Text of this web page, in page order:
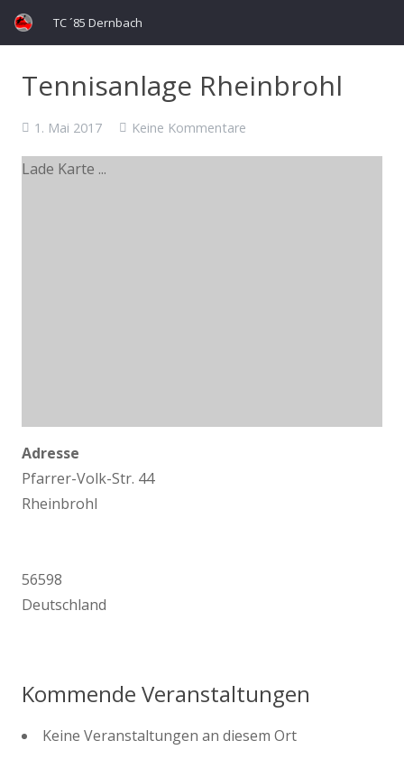
TC ´85 Dernbach
Tennisanlage Rheinbrohl
1. Mai 2017 Keine Kommentare
Lade Karte ...
Adresse
Pfarrer-Volk-Str. 44
Rheinbrohl
56598
Deutschland
Kommende Veranstaltungen
Keine Veranstaltungen an diesem Ort